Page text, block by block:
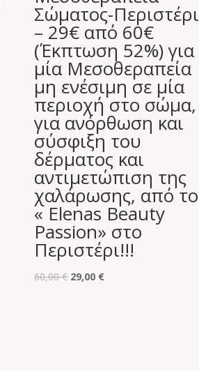
Σώματος-Περιστέρι
– 29€ από 60€
(Έκπτωση 52%) για
μία Μεσοθεραπεία
μη ενέσιμη σε μία
περιοχή στο σώμα,
για ανόρθωση και
σύσφιξη του
δέρματος και
αντιμετώπιση της
χαλάρωσης, από το
« Elenas Beauty
Passion» στο
Περιστέρι!!!
60,00€ Original
29,00 €